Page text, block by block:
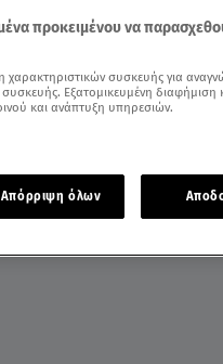
προκειμένου να
συσκευής για
Εξατομικευμένη διαφήμιση
και ανάπτυξη υπηρεσιών.
Απόρριψη όλων